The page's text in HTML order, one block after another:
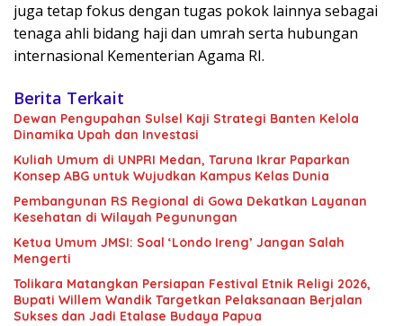
juga tetap fokus dengan tugas pokok lainnya sebagai
tenaga ahli bidang haji dan umrah serta hubungan
internasional Kementerian Agama RI.
Berita Terkait
Dewan Pengupahan Sulsel Kaji Strategi Banten Kelola
Dinamika Upah dan Investasi
Kuliah Umum di UNPRI Medan, Taruna Ikrar Paparkan
Konsep ABG untuk Wujudkan Kampus Kelas Dunia
Pembangunan RS Regional di Gowa Dekatkan Layanan
Kesehatan di Wilayah Pegunungan
Ketua Umum JMSI: Soal ‘Londo Ireng’ Jangan Salah
Mengerti
Tolikara Matangkan Persiapan Festival Etnik Religi 2026,
Bupati Willem Wandik Targetkan Pelaksanaan Berjalan
Sukses dan Jadi Etalase Budaya Papua